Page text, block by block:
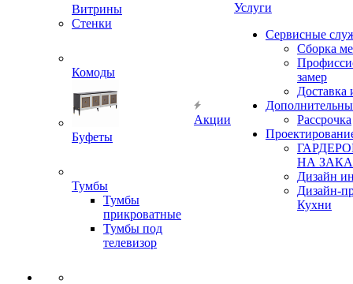
Витрины
Стенки
Комоды
Буфеты
Тумбы
Тумбы
прикроватные
Тумбы под
телевизор
Акции
Услуги
Сервисные
Сборка
замер
Доставка
Рассрочка
НА
Дизайн
Дизайн-
Кухни